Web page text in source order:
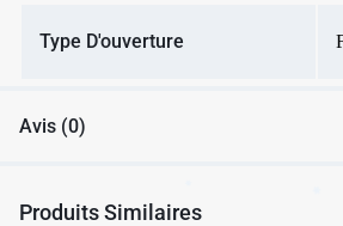
Type D'ouverture
Avis (0)
Produits Similaires